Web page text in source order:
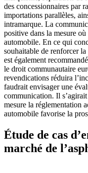
des concessionnaires par
importations parallèles,
intramarque. La
positive dans la mesure
automobile. En ce qui
souhaitable de renforcer
est également
le droit communautaire
revendications réduira
faudrait envisager une
communication. Il
mesure la réglementation
automobile favorise la
Étude de cas
marché de